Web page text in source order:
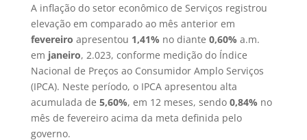
A inflação do setor econômico de Serviços registrou
elevação em comparado ao mês anterior em
fevereiro apresentou 1,41% no diante 0,60% a.m.
em janeiro, 2.023, conforme medição do Índice
Nacional de Preços ao Consumidor Amplo Serviços
(IPCA). Neste período, o IPCA apresentou alta
acumulada de 5,60%, em 12 meses, sendo 0,84% no
mês de fevereiro acima da meta definida pelo
governo.